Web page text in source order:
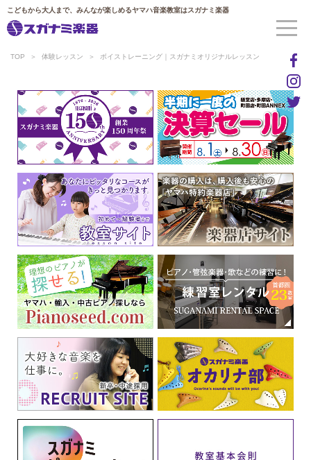
こどもから大人まで、みんなが楽しめるヤマハ音楽教室はスガナミ楽器
TOP 体験レッスン ボイストレーニング｜スガナミオリジナルレッスン